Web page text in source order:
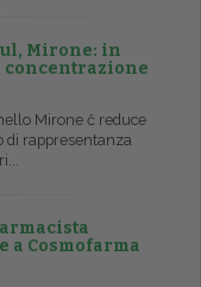
Mirone: in
concentrazione
Mirone č reduce
di rappresentanza
a Cosmofarma